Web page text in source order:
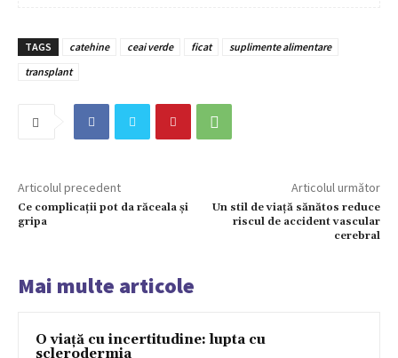
TAGS catehine ceai verde ficat
suplimente alimentare
transplant
Articolul precedent
Ce complicații pot da răceala și
gripa
Articolul următor
Un stil de viață sănătos reduce
riscul de accident vascular
cerebral
Mai multe articole
O viață cu incertitudine: lupta cu
sclerodermia